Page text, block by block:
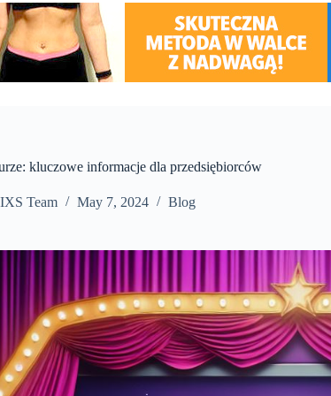
kluczowe informacje dla przedsiębiorców
IXS Team May 7, 2024 Blog